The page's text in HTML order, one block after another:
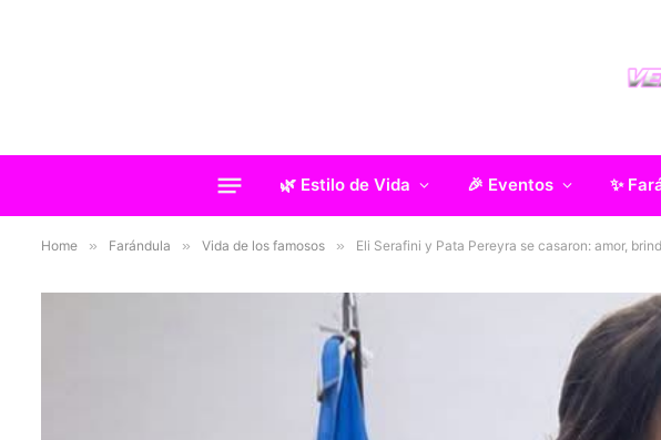
🌿 Estilo de Vida 🎉 Eventos ✨
Home » Farándula » Vida de los famosos » Eli Serafini y Pata Pereyra se casaron: amor,